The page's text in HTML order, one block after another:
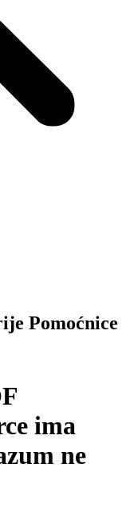
Pomoćnice
ima
ne